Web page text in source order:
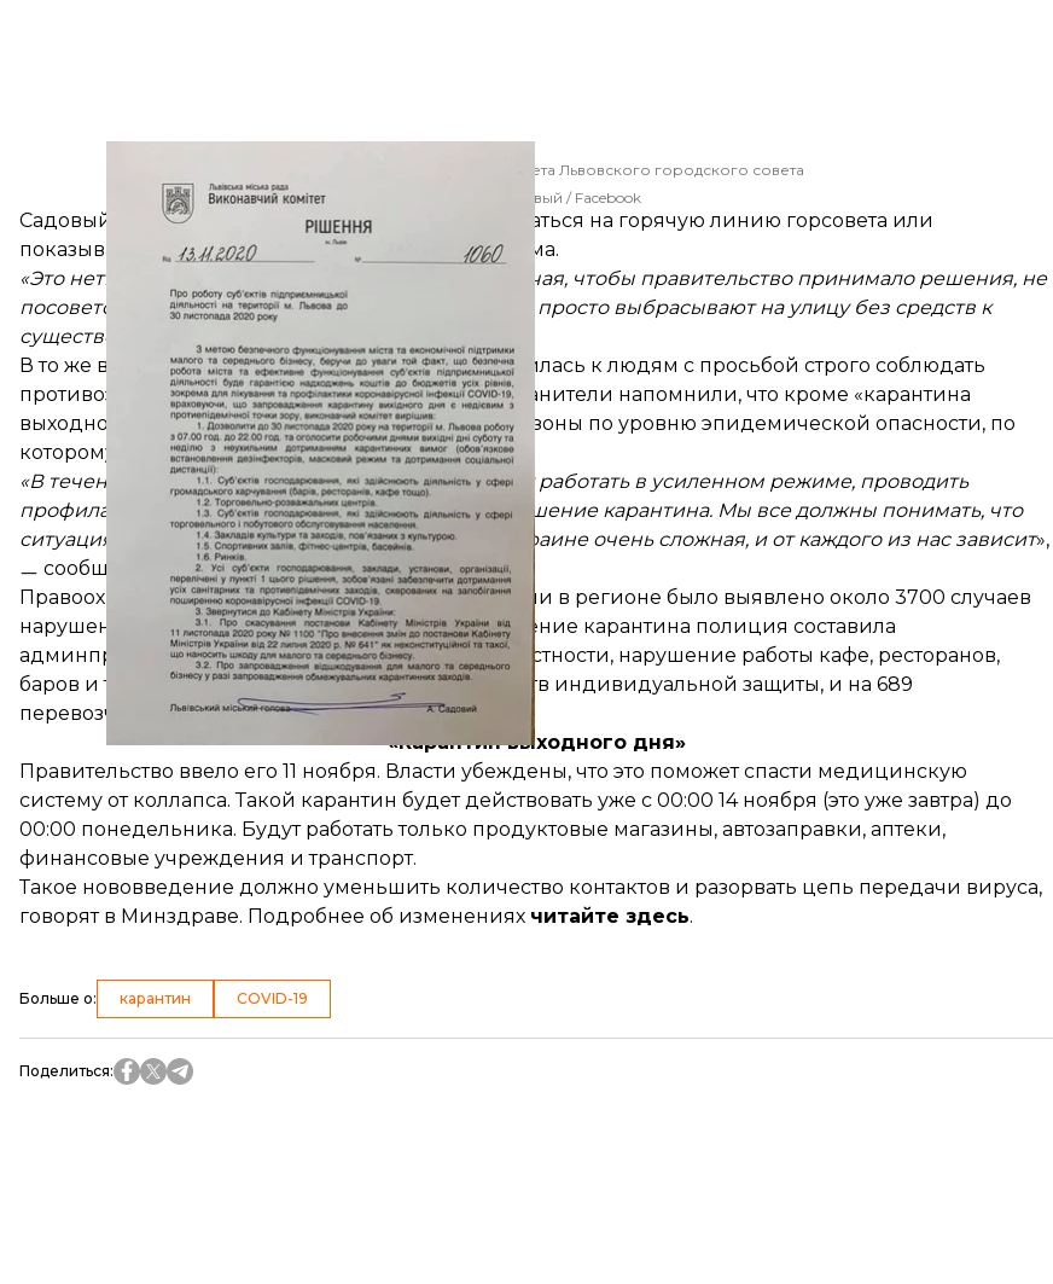
Решение исполнительного комитета Львовского городского совета
Андрей Садовый / Facebook
Садовый посоветовал предпринимателям обращаться на горячую линию горсовета или
показывать правоохранителям решение исполкома.
«Это нетипичная ситуация. Я не помню такого случая, чтобы правительство принимало решения, не
посоветовавшись с предпринимателями, которых просто выбрасывают на улицу без средств к
существованию
В то же время полиция Львовской областиобратилась к людям с просьбой строго соблюдать
противоэпидемические мероприятия. Правоохранители напомнили, что кроме «карантина
выходного дня» в Украине действует деление на зоны по уровню эпидемической опасности, по
которому Львов входит в «оранжевую» зону.
«В течение этих выходных правоохранители будут работать в усиленном режиме, проводить
профилактические беседы и реагировать на нарушение карантина. Мы все должны понимать, что
ситуация с распространением коронавируса в Украине очень сложная, и от каждого из нас зависит»,
ㅡ сообщили в пресс-службе полиции.
Правоохранители отметили, что с начала эпидемии в регионе было выявлено около 3700 случаев
нарушения карантинных ограничений. За нарушение карантина полиция составила
админпротоколы на 347 предпринимателей (в частности, нарушение работы кафе, ресторанов,
баров и т.д.), на 1521 продавца, за работу без средств индивидуальной защиты, и на 689
перевозчиков.
«Карантин выходного дня»
Правительство ввело его 11 ноября. Власти убеждены, что это поможет спасти медицинскую
систему от коллапса. Такой карантин будет действовать уже с 00:00 14 ноября (это уже завтра) до
00:00 понедельника. Будут работать только продуктовые магазины, автозаправки, аптеки,
финансовые учреждения и транспорт.
Такое нововведение должно уменьшить количество контактов и разорвать цепь передачи вируса,
говорят в Минздраве. Подробнее об изменениях читайте здесь.
Больше о: карантин COVID-19
Поделиться: